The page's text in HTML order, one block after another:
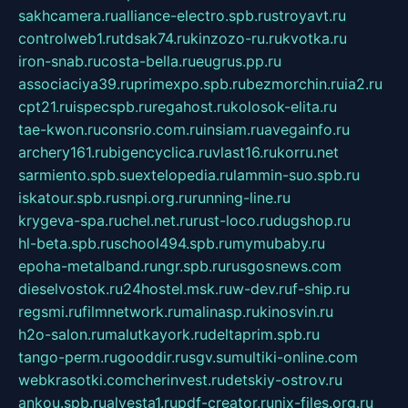
sakhcamera.rualliance-electro.spb.rustroyavt.ru
controlweb1.rutdsak74.rukinzozo-ru.rukvotka.ru
iron-snab.rucosta-bella.rueugrus.pp.ru
associaciya39.ruprimexpo.spb.rubezmorchin.ruia2.ru
cpt21.ruispecspb.ruregahost.rukolosok-elita.ru
tae-kwon.ruconsrio.com.ruinsiam.ruavegainfo.ru
archery161.rubigencyclica.ruvlast16.rukorru.net
sarmiento.spb.suextelopedia.rulammin-suo.spb.ru
iskatour.spb.rusnpi.org.rurunning-line.ru
krygeva-spa.ruchel.net.rurust-loco.rudugshop.ru
hl-beta.spb.ruschool494.spb.rumymubaby.ru
epoha-metalband.rungr.spb.rurusgosnews.com
dieselvostok.ru24hostel.msk.ruw-dev.ruf-ship.ru
regsmi.rufilmnetwork.rumalinasp.rukinosvin.ru
h2o-salon.rumalutkayork.rudeltaprim.spb.ru
tango-perm.rugooddir.rusgv.sumultiki-online.com
webkrasotki.comcherinvest.rudetskiy-ostrov.ru
ankou.spb.rualvesta1.rupdf-creator.runix-files.org.ru